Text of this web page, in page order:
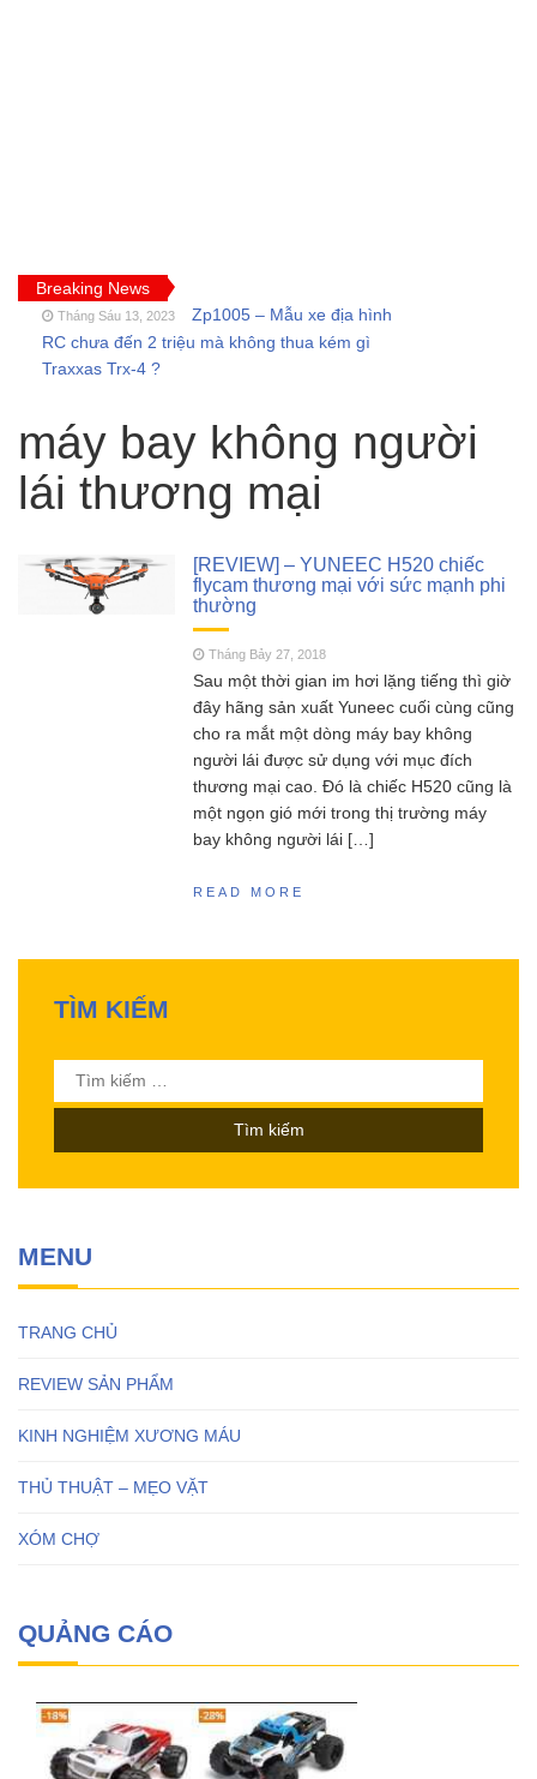
Breaking News
Tháng Sáu 13, 2023
Zp1005 – Mẫu xe địa hình
RC chưa đến 2 triệu mà không thua kém gì
Traxxas Trx-4 ?
thường gặp của tàu thuyền rc điều khiển từ xa
Feilun
Tháng Năm 18, 2023
Cano điều khiển từ xa
FT011 có còn đáng mua khi SR65 đã quá bá
Tháng Năm 13, 2023
SCY 16303 – Đúng nhận
sai cãi liệu có nên mua siêu phẩm xe drift
SCY16303 này ?
MJX Hyper go 16207 –
Siêu phẩm không đối thủ trong phân khúc 2
Đồ chơi RC HOBBY –
Chia sẻ kinh nghiệm toàn tập cho người mới
chơi mô hình điều khiển từ xa!
máy bay không người
lái thương mại
[REVIEW] – YUNEEC H520 chiếc
flycam thương mại với sức mạnh phi
thường
Tháng Bảy 27, 2018
Sau một thời gian im hơi lặng tiếng thì giờ
đây hãng sản xuất Yuneec cuối cùng cũng
cho ra mắt một dòng máy bay không
người lái được sử dụng với mục đích
thương mại cao. Đó là chiếc H520 cũng là
một ngọn gió mới trong thị trường máy
bay không người lái […]
READ MORE
TÌM KIẾM
Tìm
kiếm
MENU
TRANG CHỦ
REVIEW SẢN PHẨM
KINH NGHIỆM XƯƠNG MÁU
THỦ THUẬT – MẸO VẶT
XÓM CHỢ
QUẢNG CÁO